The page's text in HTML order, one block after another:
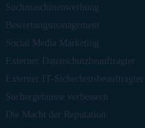
Suchmaschinenwerbung
Bewertungsmanagement
Social Media Marketing
Externer Datenschutzbeauftragter
Externer IT-Sicherheitsbeauftragter
Suchergebnisse verbessern
Die Macht der Reputation